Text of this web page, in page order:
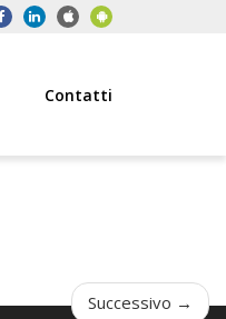
Contatti
Successivo →